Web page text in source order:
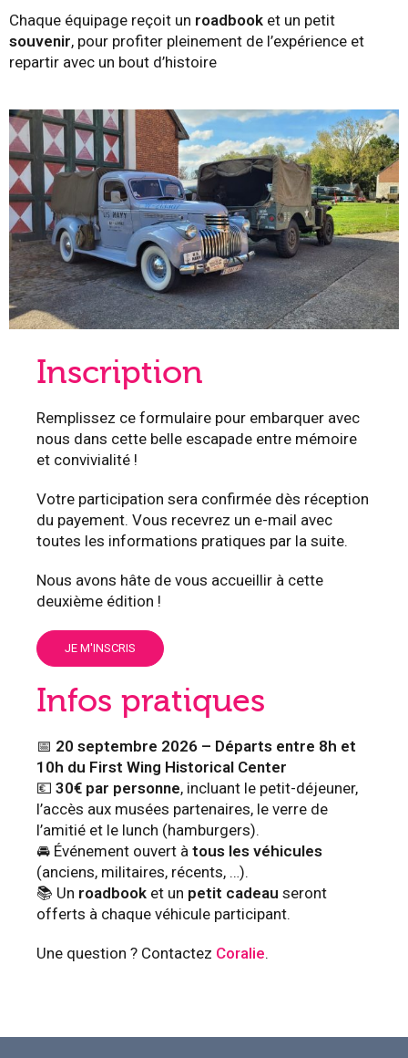
Chaque équipage reçoit un roadbook et un petit
souvenir, pour profiter pleinement de l’expérience et
repartir avec un bout d’histoire
Infos pratiques
📅 20 septembre 2026 – Départs entre 8h et
10h du First Wing Historical Center
💶 30€ par personne, incluant le petit-déjeuner,
l’accès aux musées partenaires, le verre de
l’amitié et le lunch (hamburgers).
🚘 Événement ouvert à tous les véhicules
(anciens, militaires, récents, …).
📚 Un roadbook et un petit cadeau seront
offerts à chaque véhicule participant.
Une question ? Contactez Coralie.
Inscription
Remplissez ce formulaire pour embarquer avec
nous dans cette belle escapade entre mémoire
et convivialité !
Votre participation sera confirmée dès réception
du payement. Vous recevrez un e-mail avec
toutes les informations pratiques par la suite.
Nous avons hâte de vous accueillir à cette
deuxième édition !
JE M'INSCRIS